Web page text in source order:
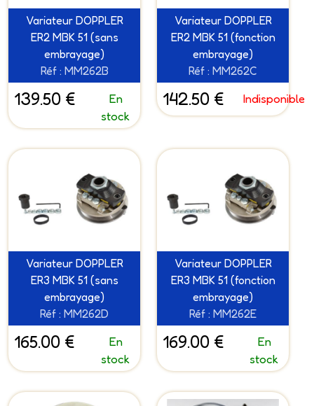
Variateur DOPPLER
ER2 MBK 51 (sans
embrayage)
Réf : MM262B
139.50 €
En
stock
Variateur DOPPLER
ER2 MBK 51 (fonction
embrayage)
Réf : MM262C
142.50 € Indisponible
Variateur DOPPLER
ER3 MBK 51 (sans
embrayage)
Réf : MM262D
165.00 €
En
stock
Variateur DOPPLER
ER3 MBK 51 (fonction
embrayage)
Réf : MM262E
169.00 €
En
stock